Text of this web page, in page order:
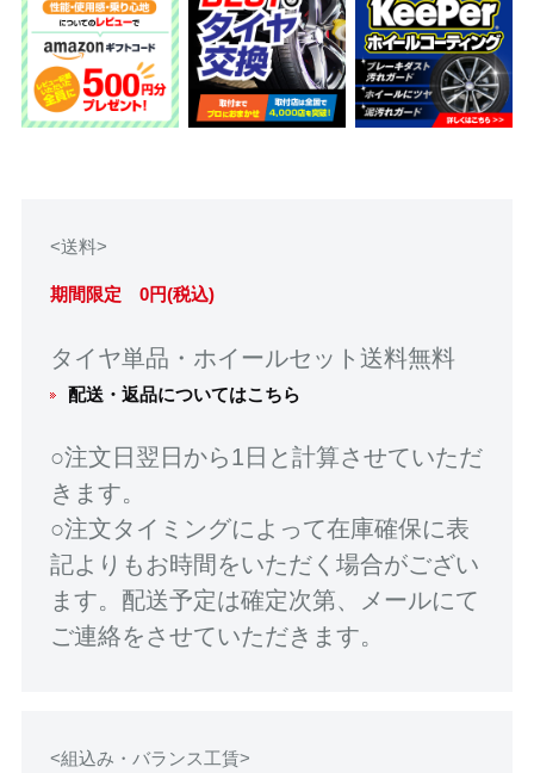
<送料>
期間限定 0円(税込)
タイヤ単品・ホイールセット送料無料
配送・返品についてはこちら
○注文日翌日から1日と計算させていただ
きます。
○注文タイミングによって在庫確保に表
記よりもお時間をいただく場合がござい
ます。配送予定は確定次第、メールにて
ご連絡をさせていただきます。
<組込み・バランス工賃>